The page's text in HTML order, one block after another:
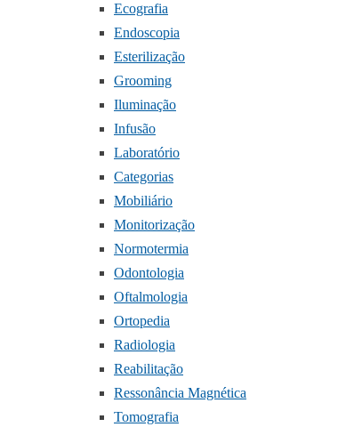
Ecografia
Endoscopia
Esterilização
Grooming
Iluminação
Infusão
Laboratório
Categorias
Mobiliário
Monitorização
Normotermia
Odontologia
Oftalmologia
Ortopedia
Radiologia
Reabilitação
Ressonância Magnética
Tomografia